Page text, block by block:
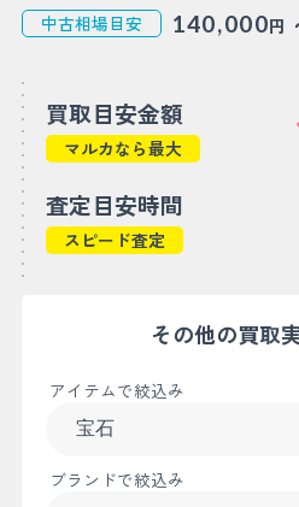
中古相場目安 140,000円
買取目安金額
マルカなら最大
査定目安時間
スピード査定
その他の買取
アイテムで絞込み
ブランドで絞込み